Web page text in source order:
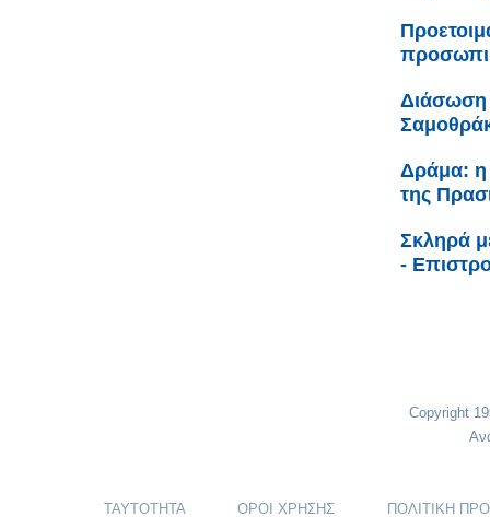
Διάσωση
Δράμα: η
της
Σκληρά
-
Copyright
ΤΑΥΤΟΤΗΤΑ ΟΡΟΙ ΧΡΗΣΗΣ ΠΟΛΙΤΙΚΗ